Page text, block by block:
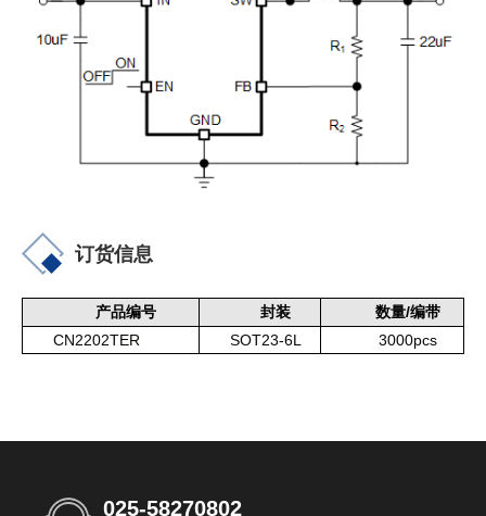
订货信息
产品编号 封装 数量/编带
CN2202TER SOT23-6L 3000pcs
025-58270802